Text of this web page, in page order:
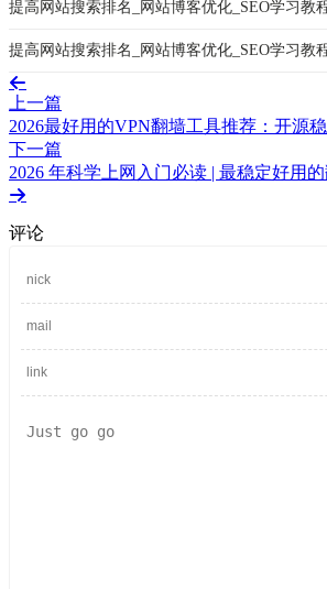
提高网站搜索排名_网站博客优化_SEO学习教
提高网站搜索排名_网站博客优化_SEO学习教
上一篇
2026最好用的VPN翻墙工具推荐：开源
下一篇
2026 年科学上网入门必读 | 最稳定好用
评论